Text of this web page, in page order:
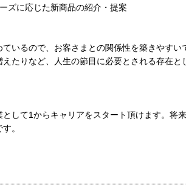
ズに応じた新商品の紹介・提案
いるので、お客さまとの関係性を築きやすい
たりなど、人生の節目に必要とされる存在と
して1からキャリアをスタート頂けます。将
。